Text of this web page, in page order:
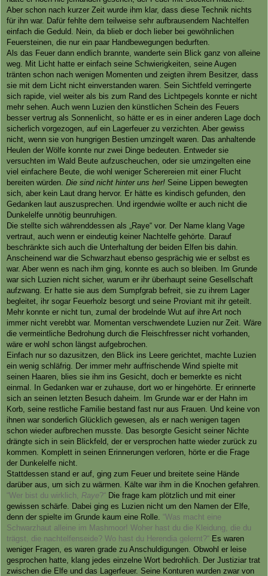
Aber schon nach kurzer Zeit wurde ihm klar, dass diese Technik nichts
für ihn war. Dafür fehlte dem teilweise sehr aufbrausendem Nachtelfen
einfach die Geduld. Nein, da blieb er doch lieber bei gewöhnlichen
Feuersteinen, die nur ein paar Handbewegungen bedurften.
Als das Feuer dann endlich brannte, wanderte sein Blick ganz von alleine
weg. Mit Licht hatte er einfach seine Schwierigkeiten, seine Augen
tränten schon nach wenigen Momenten und zeigten ihrem Besitzer, dass
sie mit dem Licht nicht einverstanden waren. Sein Sichtfeld verringerte
sich rapide, viel weiter als bis zum Rand des Lichtpegels konnte er nicht
mehr sehen. Auch wenn Luzien den künstlichen Schein des Feuers
besser vertrug als Sonnenlicht, so hätte er es in einer anderen Lage doch
sicherlich vorgezogen, auf ein Lagerfeuer zu verzichten. Aber gewiss
nicht, wenn sie von hungrigen Bestien umzingelt waren. Das anhaltende
Heulen der Wölfe konnte nur zwei Dinge bedeuten. Entweder sie
versuchten im Wald Beute aufzuscheuchen, oder sie umzingelten eine
viel einfachere Beute, die wohl weniger Scherereien mit einer Flucht
bereiten würden. Die sind nicht hinter uns her! Seine Lippen bewegten
sich, aber kein Laut drang hervor. Er hätte es kindisch gefunden, den
Gedanken laut auszusprechen. Und irgendwie wollte er auch nicht die
Dunkelelfe unnötig beunruhigen.
Die stellte sich währenddessen als „Raye“ vor. Der Name klang Vage
vertraut, auch wenn er eindeutig keiner Nachtelfe gehörte. Darauf
beschränkte sich auch die Unterhaltung der beiden Elfen bis dahin.
Anscheinend war die Schwarzhaut ebenso gesprächig wie er selbst es
war. Aber wenn es nach ihm ging, konnte es auch so bleiben. Im Grunde
war sich Luzien nicht sicher, warum er ihr überhaupt seine Gesellschaft
aufzwang. Er hatte sie aus dem Sumpfgrab befreit, sie zu ihrem Lager
begleitet, ihr sogar Feuerholz besorgt und seine Proviant mit ihr geteilt.
Mehr konnte er nicht tun, zumal der brodelnde Wut auf ihre Art noch
immer nicht verebbt war. Momentan verschwendete Luzien nur Zeit. Wäre
die vermeintliche Bedrohung durch die Fleischfresser nicht vorhanden,
wäre er wohl schon längst aufgebrochen.
Einfach nur so dazusitzen, den Blick ins Leere gerichtet, machte Luzien
ein wenig schläfrig. Der immer mehr auffrischende Wind spielte mit
seinen Haaren, blies sie ihm ins Gesicht, doch er bemerkte es nicht
einmal. In Gedanken war er zuhause, dort wo er hingehörte. Er erinnerte
sich an seinen letzten Besuch daheim. Im Grunde war er der Hahn im
Korb, seine restliche Familie bestand fast nur aus Frauen. Und keine von
ihnen war sonderlich Glücklich gewesen, als er nach wenigen tagen
schon wieder aufbrechen musste. Das besorgte Gesicht seiner Nichte
drängte sich in sein Blickfeld, der er versprochen hatte wieder zurück zu
kommen. Komplett in seinen Erinnerungen verloren, hörte er die Frage
der Dunkelelfe nicht.
Stattdessen stand er auf, ging zum Feuer und breitete seine Hände
darüber aus, um sich zu wärmen. Kälte war ihm in die Knochen gefahren.
“Wer bist du wirklich, Raye?“ Die frage kam plötzlich und mit einer
gewissen schärfe. Dabei ging es Luzien nicht um den Namen der Elfe,
denn der spielte im Grunde kaum eine Rolle. “Was macht eine
Schwarzhaut alleine im Mashmoor! Woher hast du die Kleidung, die du
trägst, die nachtelfenseide? Wo hast du Herendia gelernt?“ Es waren
weniger Fragen, es waren grade zu Anschuldigungen. Obwohl er leise
gesprochen hatte, klang jedes einzelne Wort bedrohlich. Der Justiziar trat
zwischen die Elfe und das Lagerfeuer. Seine Konturen wurden zwar von